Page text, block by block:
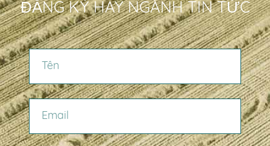
ĐĂNG KÝ HAY NGÀNH TIN TỨC
TÊN
EMAIL
CÔNG TY